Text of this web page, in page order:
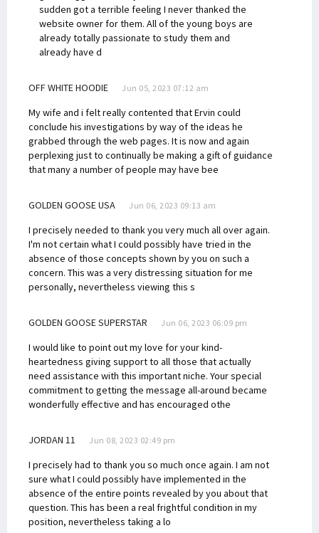
sudden got a terrible feeling I never thanked the
website owner for them. All of the young boys are
already totally passionate to study them and
already have d
OFF WHITE HOODIE Jun 05, 2023 07:12 am
My wife and i felt really contented that Ervin could
conclude his investigations by way of the ideas he
grabbed through the web pages. It is now and again
perplexing just to continually be making a gift of guidance
that many a number of people may have bee
GOLDEN GOOSE USA Jun 06, 2023 09:13 am
I precisely needed to thank you very much all over again.
I'm not certain what I could possibly have tried in the
absence of those concepts shown by you on such a
concern. This was a very distressing situation for me
personally, nevertheless viewing this s
GOLDEN GOOSE SUPERSTAR Jun 06, 2023 06:09 pm
I would like to point out my love for your kind-
heartedness giving support to all those that actually
need assistance with this important niche. Your special
commitment to getting the message all-around became
wonderfully effective and has encouraged othe
JORDAN 11 Jun 08, 2023 02:49 pm
I precisely had to thank you so much once again. I am not
sure what I could possibly have implemented in the
absence of the entire points revealed by you about that
question. This has been a real frightful condition in my
position, nevertheless taking a lo